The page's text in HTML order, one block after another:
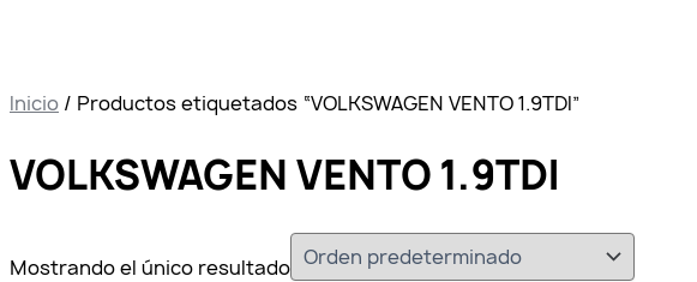
Inicio / Productos etiquetados “VOLKSWAGEN VENTO 1.9TDI”
VOLKSWAGEN VENTO 1.9TDI
Mostrando el único resultado